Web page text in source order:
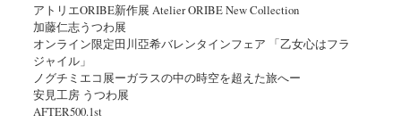
アトリエORIBE新作展 Atelier ORIBE New Collection
加藤仁志うつわ展
オンライン限定田川亞希バレンタインフェア 「乙女心はフラ
ジャイル」
ノグチミエコ展ーガラスの中の時空を超えた旅へー
安見工房 うつわ展
AFTER500.1st